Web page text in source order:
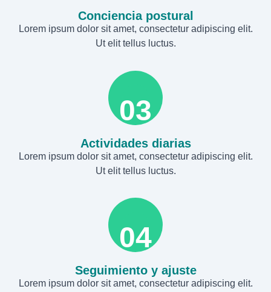
Conciencia postural
Lorem ipsum dolor sit amet, consectetur adipiscing elit.
Ut elit tellus luctus.
03
Actividades diarias
Lorem ipsum dolor sit amet, consectetur adipiscing elit.
Ut elit tellus luctus.
04
Seguimiento y ajuste
Lorem ipsum dolor sit amet, consectetur adipiscing elit.